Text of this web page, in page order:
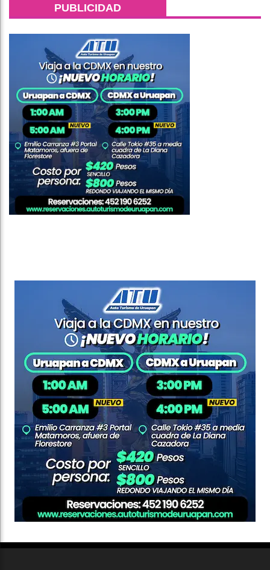
PUBLICIDAD